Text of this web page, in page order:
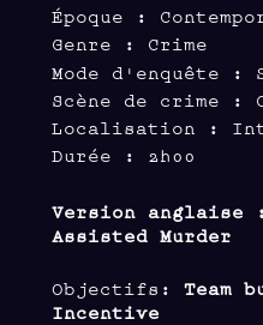
Époque :
Genre : Crime
Mode d'enquête :
Scène de crime :
Localisation :
Durée : 2h00
Version anglaise :
Assisted Murder
Objectifs:Team
Incentive